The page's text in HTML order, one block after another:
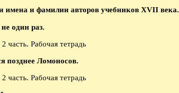
и фамилии авторов учебников XVII века.
один раз.
позднее Ломоносов.